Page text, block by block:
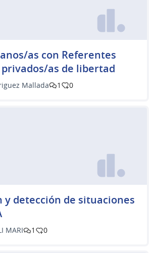
as con Referentes
as de libertad
Mallada 1 0
y detección de situaciones
MARI 1 0